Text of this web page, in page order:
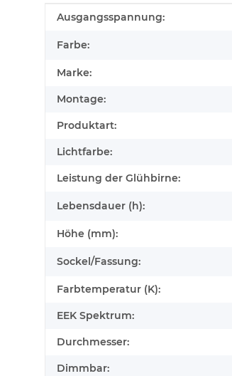
Produkteigenschaft
Wert
Ausgangsspannung:
Farbe:
Marke:
Montage:
Produktart:
Lichtfarbe:
Leistung der Glühbirne:
Lebensdauer (h):
Höhe (mm):
Sockel/Fassung:
Farbtemperatur (K):
EEK Spektrum:
Durchmesser:
Dimmbar: